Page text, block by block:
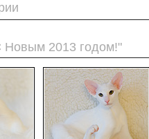
Новым 2013 годом!"